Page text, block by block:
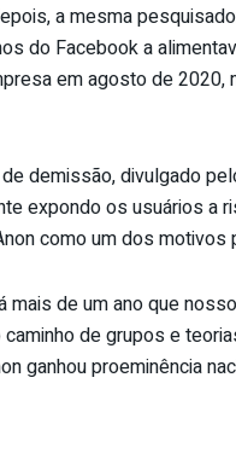
a mesma
do Facebook a
em agosto de
demissão, divulgado
expondo os usuários a
como um dos motivos
mais de um ano que
de grupos e
ganhou proeminência